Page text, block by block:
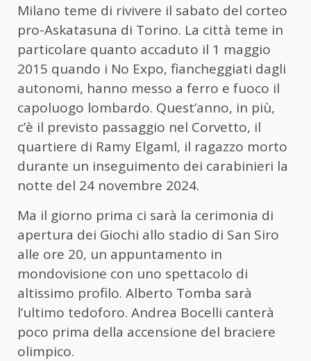
Milano teme di rivivere il sabato del corteo
pro-Askatasuna di Torino. La città teme in
particolare quanto accaduto il 1 maggio
2015 quando i No Expo, fiancheggiati dagli
autonomi, hanno messo a ferro e fuoco il
capoluogo lombardo. Quest’anno, in più,
c’è il previsto passaggio nel Corvetto, il
quartiere di Ramy Elgaml, il ragazzo morto
durante un inseguimento dei carabinieri la
notte del 24 novembre 2024.
Ma il giorno prima ci sarà la cerimonia di
apertura dei Giochi allo stadio di San Siro
alle ore 20, un appuntamento in
mondovisione con uno spettacolo di
altissimo profilo. Alberto Tomba sarà
l’ultimo tedoforo. Andrea Bocelli canterà
poco prima della accensione del braciere
olimpico.